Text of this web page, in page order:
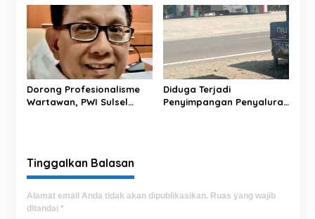
Hadirkan Ratusan Peserta
Se-Kabupaten Bone
terhadap Wartawan
Harus Diproses Hukum
Dorong Profesionalisme
Wartawan, PWI Sulsel
Diduga Terjadi
Penyimpangan Penyaluran
Tinggalkan Balasan
Alamat email Anda tidak akan dipublikasikan. Ruas yang wajib
ditandai *